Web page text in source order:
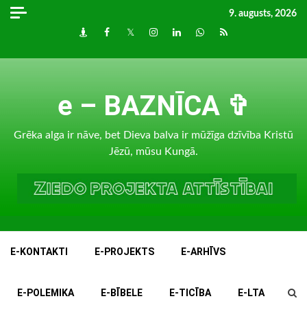
Skip
9. augusts, 2026
DraugiemFacebook
TwitterInstagram
LinkedInwhatsapp
RSS
e – BAZNĪCA ✞
Grēka alga ir nāve, bet Dieva balva ir mūžīga dzīvība Kristū
Jēzū, mūsu Kungā.
E-KONTAKTI E-PROJEKTS E-ARHĪVS
E-POLEMIKA E-BĪBELE E-TICĪBA E-LTA